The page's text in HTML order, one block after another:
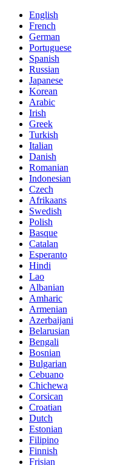
English
French
German
Portuguese
Spanish
Russian
Japanese
Korean
Arabic
Irish
Greek
Turkish
Italian
Danish
Romanian
Indonesian
Czech
Afrikaans
Swedish
Polish
Basque
Catalan
Esperanto
Hindi
Lao
Albanian
Amharic
Armenian
Azerbaijani
Belarusian
Bengali
Bosnian
Bulgarian
Cebuano
Chichewa
Corsican
Croatian
Dutch
Estonian
Filipino
Finnish
Frisian